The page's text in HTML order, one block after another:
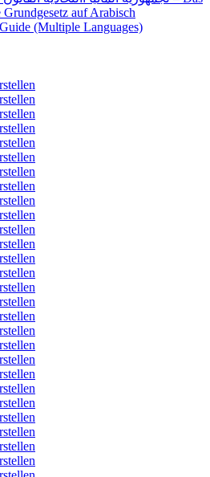
Grundgesetz auf Arabisch
(Multiple Languages)